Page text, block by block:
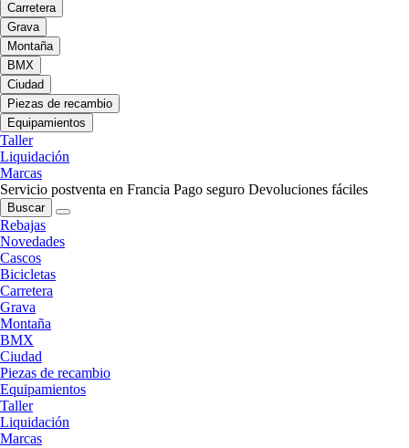
Carretera
Grava
Montaña
BMX
Ciudad
Piezas de recambio
Equipamientos
Taller
Liquidación
Marcas
Servicio postventa en Francia Pago seguro Devoluciones fáciles
Buscar
Rebajas
Novedades
Cascos
Bicicletas
Carretera
Grava
Montaña
BMX
Ciudad
Piezas de recambio
Equipamientos
Taller
Liquidación
Marcas